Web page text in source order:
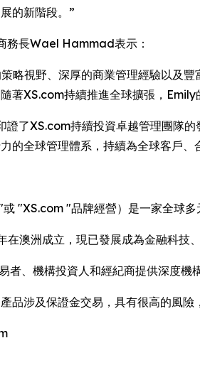
的新階段。”
務長Wael Hammad表示：
略視野、深厚的商業管理經驗以及
著XS.com持續推進全球擴張，
證了XS.com持續投資卓越管理團隊
的全球管理體系，持續為全球客戶
"XS.com "品牌經營）是一家全球多
在澳洲成立，現已發展成為金融科技
者、機構投資人和經紀商提供深度機
品涉及保證金交易，具有很高的風